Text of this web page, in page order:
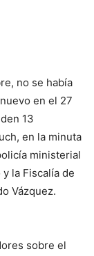
no se había
en el 27
13
en la minuta
ministerial
la Fiscalía de
Vázquez.
sobre el